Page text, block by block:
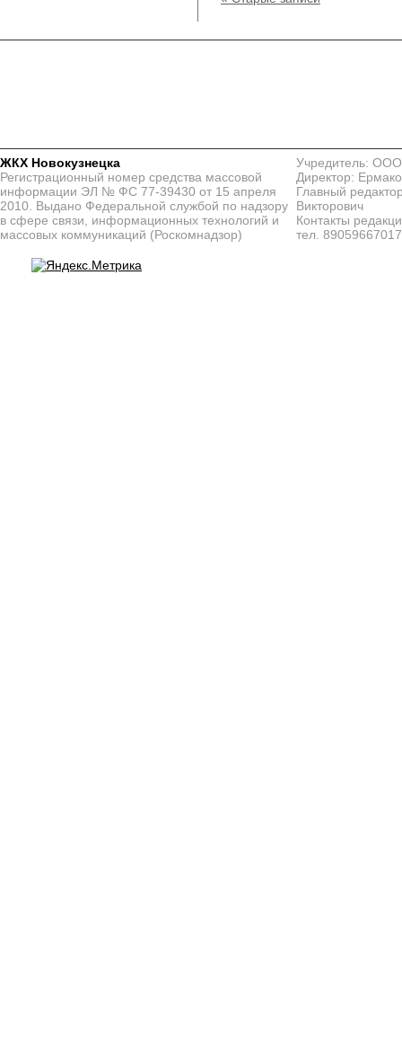
ЖКХ Новокузнецка
Регистрационный номер средства массовой
информации ЭЛ № ФС 77-39430 от 15 апреля
2010. Выдано Федеральной службой по надзору
в сфере связи, информационных технологий и
массовых коммуникаций (Роскомнадзор)
Учредитель:
Директор:
Главный
Викторович
Контакты
тел. 89059667017